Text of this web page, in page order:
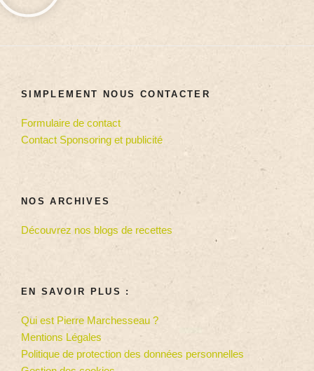
SIMPLEMENT NOUS CONTACTER
Formulaire de contact
Contact Sponsoring et publicité
NOS ARCHIVES
Découvrez nos blogs de recettes
EN SAVOIR PLUS :
Qui est Pierre Marchesseau ?
Mentions Légales
Politique de protection des données personnelles